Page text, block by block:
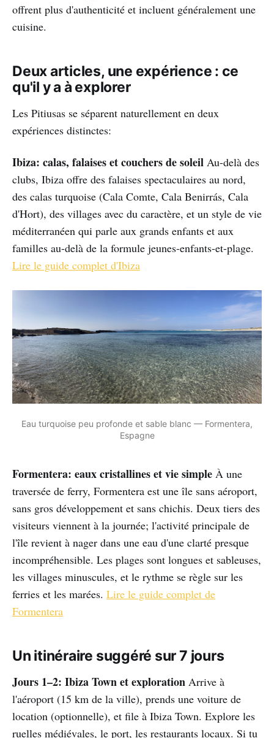
offrent plus d'authenticité et incluent généralement une
cuisine.
Deux articles, une expérience : ce
qu'il y a à explorer
Les Pitiusas se séparent naturellement en deux
expériences distinctes:
Ibiza: calas, falaises et couchers de soleil Au-delà des
clubs, Ibiza offre des falaises spectaculaires au nord,
des calas turquoise (Cala Comte, Cala Benirrás, Cala
d'Hort), des villages avec du caractère, et un style de vie
méditerranéen qui parle aux grands enfants et aux
familles au-delà de la formule jeunes-enfants-et-plage.
Lire le guide complet d'Ibiza
Eau turquoise peu profonde et sable blanc — Formentera,
Espagne
Formentera: eaux cristallines et vie simple À une
traversée de ferry, Formentera est une île sans aéroport,
sans gros développement et sans chichis. Deux tiers des
visiteurs viennent à la journée; l'activité principale de
l'île revient à nager dans une eau d'une clarté presque
incompréhensible. Les plages sont longues et sableuses,
les villages minuscules, et le rythme se règle sur les
ferries et les marées. Lire le guide complet de
Formentera
Un itinéraire suggéré sur 7 jours
Jours 1–2: Ibiza Town et exploration Arrive à
l'aéroport (15 km de la ville), prends une voiture de
location (optionnelle), et file à Ibiza Town. Explore les
ruelles médiévales, le port, les restaurants locaux. Si tu